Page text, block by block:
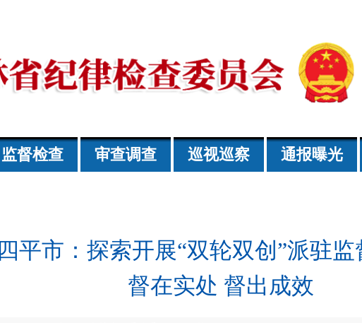
监督检查 审查调查 巡视巡察 通报曝光
四平市：探索开展“双轮双创”派驻
督在实处 督出成效